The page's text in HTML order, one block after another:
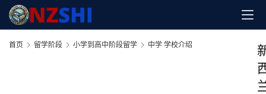
首页 留学阶段 小学到高中阶段留学 中学 学校介绍